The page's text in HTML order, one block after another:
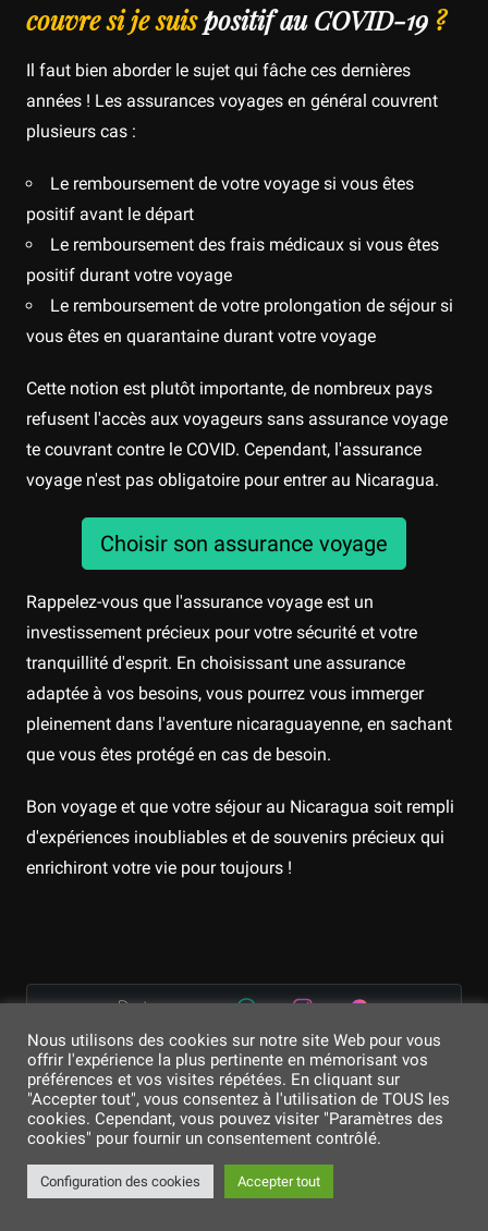
couvre si je suispositif au COVID-19 ?
Il faut bien aborder le sujet qui fâche ces dernières
années ! Les assurances voyages en général couvrent
plusieurs cas :
Le remboursement de votre voyage si vous êtes
positif avant le départ
Le remboursement des frais médicaux si vous êtes
positif durant votre voyage
Le remboursement de votre prolongation de séjour si
vous êtes en quarantaine durant votre voyage
Cette notion est plutôt importante, de nombreux pays
refusent l'accès aux voyageurs sans assurance voyage
te couvrant contre le COVID. Cependant, l'assurance
voyage n'est pas obligatoire pour entrer au Nicaragua.
Choisir son assurance voyage
Rappelez-vous que l'assurance voyage est un
investissement précieux pour votre sécurité et votre
tranquillité d'esprit. En choisissant une assurance
adaptée à vos besoins, vous pourrez vous immerger
pleinement dans l'aventure nicaraguayenne, en sachant
que vous êtes protégé en cas de besoin.
Bon voyage et que votre séjour au Nicaragua soit rempli
d'expériences inoubliables et de souvenirs précieux qui
enrichiront votre vie pour toujours !
Partager sur
Signaler
4.9/5 - (12 votes)
Nous utilisons des cookies sur notre site Web pour vous
offrir l'expérience la plus pertinente en mémorisant vos
préférences et vos visites répétées. En cliquant sur
"Accepter tout", vous consentez à l'utilisation de TOUS les
cookies. Cependant, vous pouvez visiter "Paramètres des
cookies" pour fournir un consentement contrôlé.
Configuration des cookies Accepter tout